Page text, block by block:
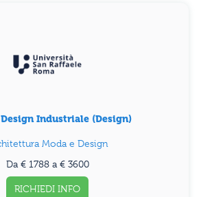
Industriale (Design)
Moda e Design
Da € 1788 a € 3600
RICHIEDI INFO